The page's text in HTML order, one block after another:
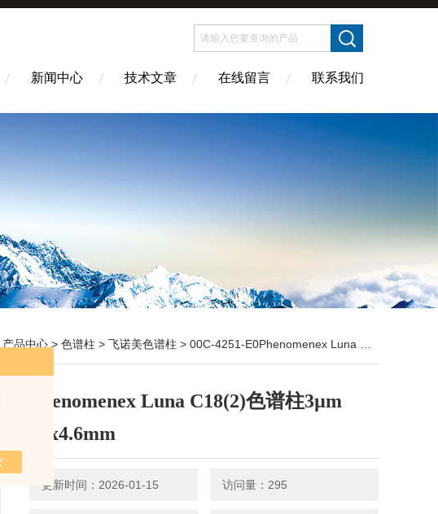
新闻中心 技术文章 在线留言 联系我们
产品中心 > 色谱柱 > 飞诺美色谱柱 > 00C-4251-E0Phenomenex Luna C18(2)色谱柱3µm 75x4.6mm
Phenomenex Luna C18(2)色谱柱3µm
75x4.6mm
更新时间：2026-01-15 访问量：295